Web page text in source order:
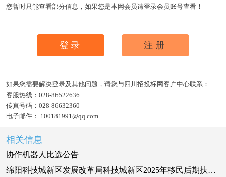
您暂时只能查看部分信息，如果您是本网会员请登录会员账号查看！
登录 注册
如果您需要解决登录及其他问题，请您与四川招投标网客户中心联系：
客服热线： 028-86522636
传真号码： 028-86632360
电子邮件： 100181991@qq.com
相关信息
协作机器人比选公告
绵阳科技城新区发展改革局科技城新区2025年移民后期扶持农机采购项目招标公告